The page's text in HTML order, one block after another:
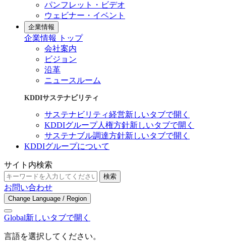
パンフレット・ビデオ
ウェビナー・イベント
企業情報
企業情報 トップ
会社案内
ビジョン
沿革
ニュースルーム
KDDIサステナビリティ
サステナビリティ経営新しいタブで開く
KDDIグループ人権方針新しいタブで開く
サステナブル調達方針新しいタブで開く
KDDIグループについて
サイト内検索
検索
お問い合わせ
Change Language / Region
Global新しいタブで開く
言語を選択してください。